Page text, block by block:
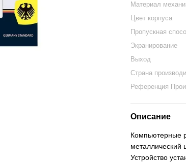
Материал
Цвет корпуса
Пропускная
Экранирование
Выход
Страна
Референция
Описание
Компьютерные
металлический
Устройство